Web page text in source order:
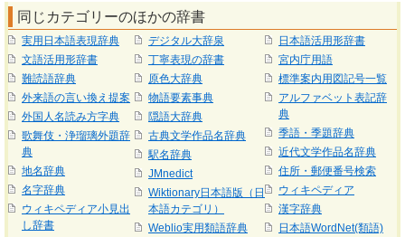
同じカテゴリーのほかの辞書
実用日本語表現辞典
文語活用形辞書
難読語辞典
外来語の言い換え提案
外国人名読み方字典
歌舞伎・浄瑠璃外題辞
典
地名辞典
名字辞典
ウィキペディア小見出
し辞書
デジタル大辞泉
丁寧表現の辞書
原色大辞典
物語要素事典
隠語大辞典
古典文学作品名辞典
駅名辞典
JMnedict
Wiktionary日本語版（日
本語カテゴリ）
Weblio実用類語辞典
日本語活用形辞書
宮内庁用語
標準案内用図記号一覧
アルファベット表記辞
典
季語・季題辞典
近代文学作品名辞典
住所・郵便番号検索
ウィキペディア
漢字辞典
日本語WordNet(類語)